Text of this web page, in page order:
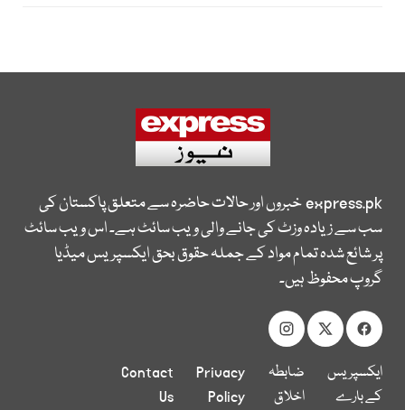
express.pkخبروں اور حالات حاضرہ سے متعلق پاکستان کی
سب سے زیادہ وزٹ کی جانے والی ویب سائٹ ہے۔ اس ویب سائٹ
پر شائع شدہ تمام مواد کے جملہ حقوق بحق ایکسپریس میڈیا
گروپ محفوظ ہیں۔
ایکسپریس
کے بارے
ضابطہ
اخلاق
Privacy
Policy
Contact
Us